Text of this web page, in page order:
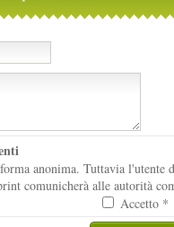
anonima. Tuttavia l'utente
comunicherà alle autorità
Accetto *